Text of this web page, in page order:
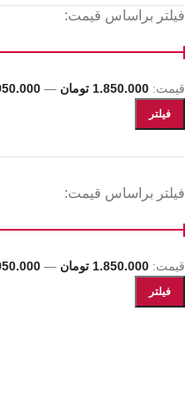
فیلتر براساس قیمت:
فیلتر
قیمت: 1.850.000 تومان —
1.950.000
فیلتر براساس قیمت:
فیلتر
قیمت: 1.850.000 تومان —
1.950.000